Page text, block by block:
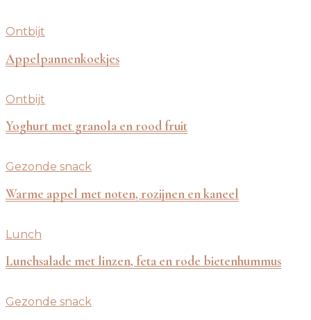
Ontbijt
Appelpannenkoekjes
Ontbijt
Yoghurt met granola en rood fruit
Gezonde snack
Warme appel met noten, rozijnen en kaneel
Lunch
Lunchsalade met linzen, feta en rode bietenhummus
Gezonde snack